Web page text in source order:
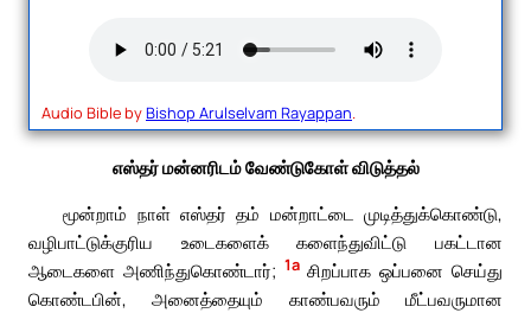
Audio Bible byBishop Arulselvam Rayappan.
எஸ்தர் மன்னரிடம் வேண்டுகோள் விடுத்தல்
மூன்றாம் நாள் எஸ்தர் தம் மன்றாட்டை முடித்துக்கொண்டு,
வழிபாட்டுக்குரிய உடைகளைக் களைந்துவிட்டு பகட்டான
ஆடைகளை அணிந்துகொண்டார்; 1a சிறப்பாக ஒப்பனை செய்து
கொண்டபின், அனைத்தையும் காண்பவரும் மீட்பவருமான